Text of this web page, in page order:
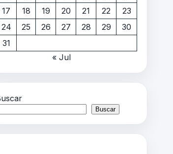
17
18 19 20 21 22
23
24
25 26 27 28 29
30
31
« Jul
Buscar